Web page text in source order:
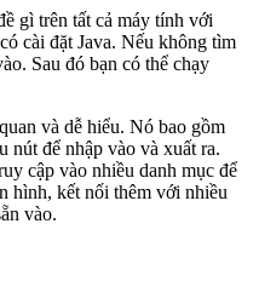
gì trên tất cả máy tính với
cài đặt Java. Nếu không tìm
Sau đó bạn có thể chạy
và dễ hiểu. Nó bao gồm
nút để nhập vào và xuất ra.
cập vào nhiều danh mục để
hình, kết nối thêm với nhiều
vào.